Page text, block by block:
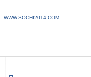
WWW.SOCHI2014.COM